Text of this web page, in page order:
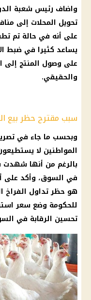
واضاف رئيس شعبة
تحويل المحلات إلى
على أنه في حالة تم
يساعد كثيرا في ضبط
على وصول المنتج إلى
والحقيقي.
سبب مقترح حظر بيع
وبحسب ما جاء في
المواطنين لا
بالرغم من أنها شهدت
في السوق، وأكد على
هو حظر تداول الفراخ
للحكومة وضع سعر
تحسين الرقابة في